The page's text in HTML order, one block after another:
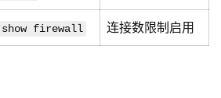
show firewall 连接数限制启用